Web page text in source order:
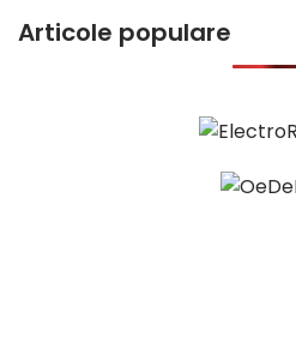
Articole populare